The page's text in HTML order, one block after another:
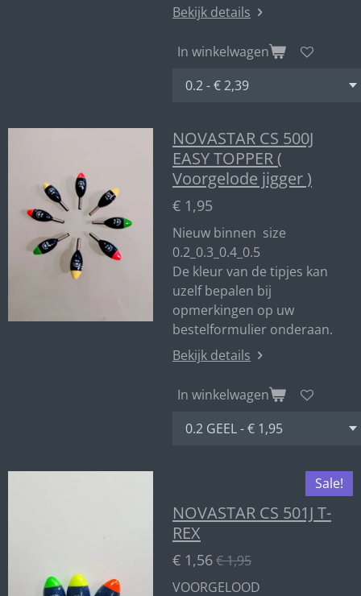
Bekijk details
In winkelwagen
NOVASTAR CS 500J
EASY TOPPER (
Voorgelode jigger )
€ 1,95
Nieuw binnen size
0.2_0.3_0.4_0.5
De kleur van de tipjes kan
uzelf bepalen bij
opmerkingen op uw
bestelformulier onderaan.
Bekijk details
In winkelwagen
Sale!
NOVASTAR CS 501J T-
REX
€ 1,56€ 1,95
VOORGELOOD